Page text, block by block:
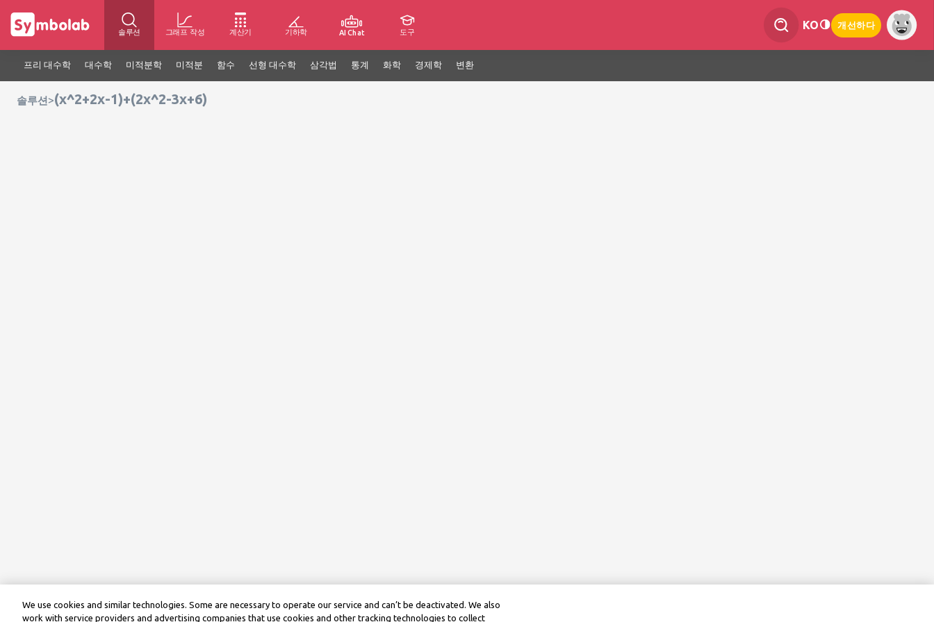
솔루션 그래프 작성 계산기 기하학 AI Chat 도구
KO 개선하다
프리 대수학 대수학 미적분학 미적분 함수 선형 대수학 삼각법 통계 화학 경제학 변환
솔루션 >(x^2+2x-1)+(2x^2-3x+6)
We use cookies and similar technologies. Some are necessary to operate our service and can’t be deactivated. We also
work with service providers and advertising companies that use cookies and other tracking technologies to collect